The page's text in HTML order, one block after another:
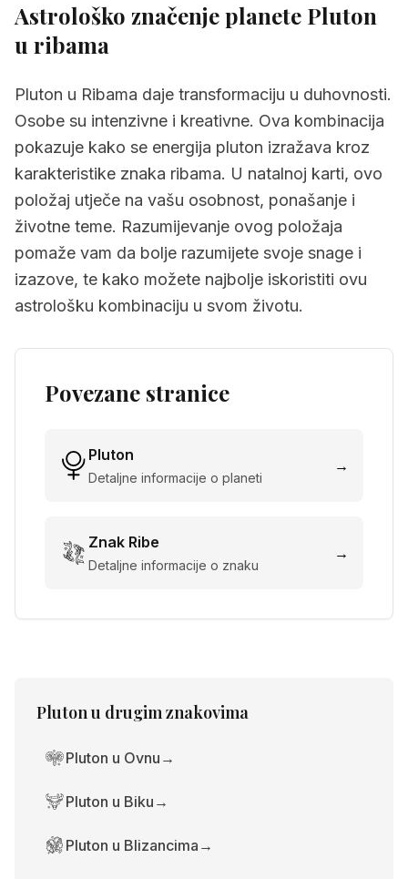
2. Povezane stranice
Astrološko značenje planete Pluton
u ribama
Pluton u Ribama daje transformaciju u duhovnosti.
Osobe su intenzivne i kreativne. Ova kombinacija
pokazuje kako se energija pluton izražava kroz
karakteristike znaka ribama. U natalnoj karti, ovo
položaj utječe na vašu osobnost, ponašanje i
životne teme. Razumijevanje ovog položaja
pomaže vam da bolje razumijete svoje snage i
izazove, te kako možete najbolje iskoristiti ovu
astrološku kombinaciju u svom životu.
Povezane stranice
Pluton
Detaljne informacije o planeti
→
Znak Ribe
Detaljne informacije o znaku
→
Plutonu drugim znakovima
Pluton u Ovnu →
Pluton u Biku →
Pluton u Blizancima →